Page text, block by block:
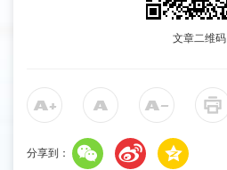
文章二维码
分享到：